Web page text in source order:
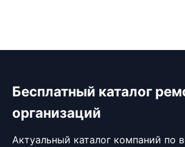
Бесплатный каталог
организаций
Актуальный каталог компаний по